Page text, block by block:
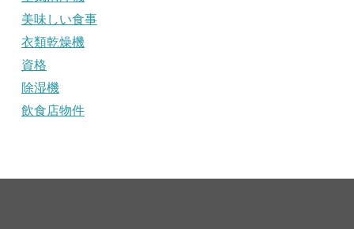
美味しい食事
衣類乾燥機
資格
除湿機
飲食店物件